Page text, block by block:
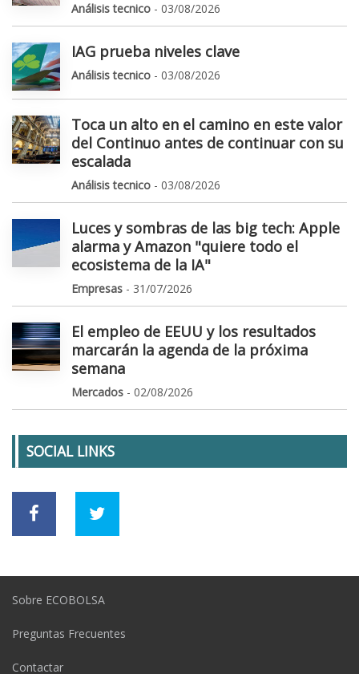
Análisis tecnico - 03/08/2026
IAG prueba niveles clave
Análisis tecnico - 03/08/2026
Toca un alto en el camino en este valor
del Continuo antes de continuar con su
escalada
Análisis tecnico - 03/08/2026
Luces y sombras de las big tech: Apple
alarma y Amazon "quiere todo el
ecosistema de la IA"
Empresas - 31/07/2026
El empleo de EEUU y los resultados
marcarán la agenda de la próxima
semana
Mercados - 02/08/2026
SOCIAL LINKS
Sobre ECOBOLSA
Preguntas Frecuentes
Contactar